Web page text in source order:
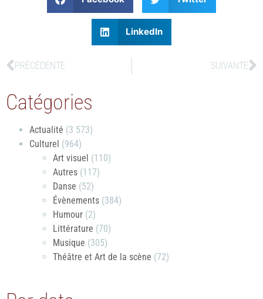
LinkedIn
PRÉCÉDENTE SUIVANTE
Catégories
Actualité (3 573)
Culturel (964)
Art visuel (110)
Autres (117)
Danse (52)
Évènements (384)
Humour (2)
Littérature (70)
Musique (305)
Théâtre et Art de la scène (72)